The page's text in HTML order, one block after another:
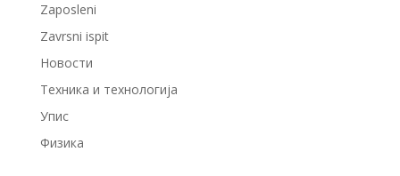
Zaposleni
Zavrsni ispit
Новости
Техника и технологија
Упис
Физика